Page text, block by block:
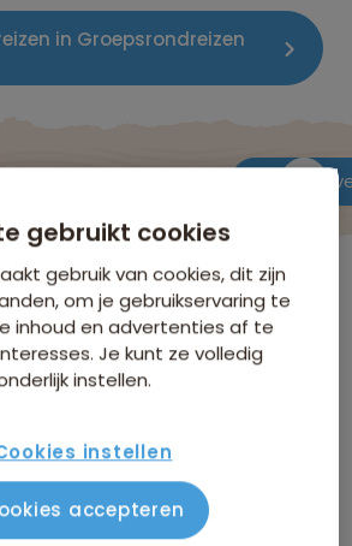
in Groepsrondreizen
Verblijf &
deze reis. De meest actuele
vinden in de Sawadee Reisapp.
van wijzigingen. Het kan
gebruikt cookies
gebruik van cookies, dit zijn
om je gebruikservaring te
inhoud en advertenties af te
Je kunt ze volledig
instellen.
instellen
accepteren